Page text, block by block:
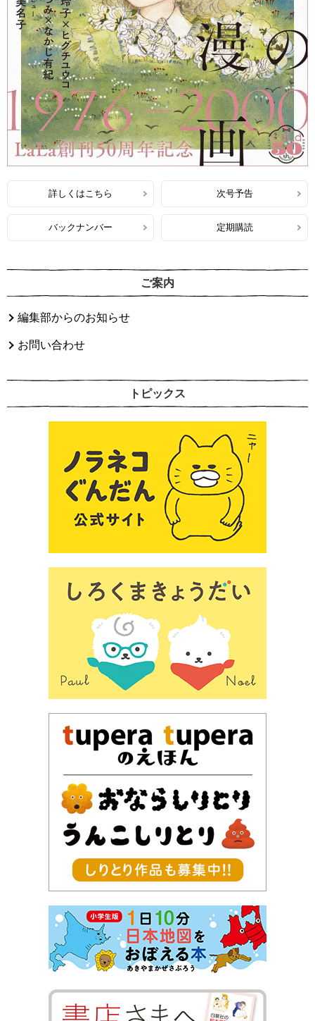
詳しくはこちら 次号予告
バックナンバー 定期購読
ご案内
編集部からのお知らせ
お問い合わせ
トピックス